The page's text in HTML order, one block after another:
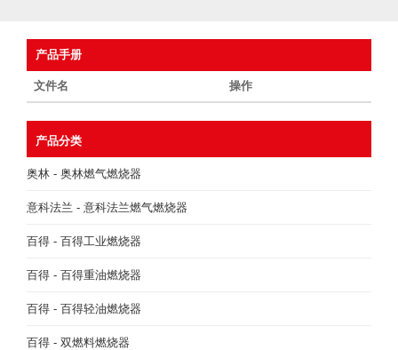
产品手册
文件名 操作
产品分类
奥林 - 奥林燃气燃烧器
意科法兰 - 意科法兰燃气燃烧器
百得 - 百得工业燃烧器
百得 - 百得重油燃烧器
百得 - 百得轻油燃烧器
百得 - 双燃料燃烧器